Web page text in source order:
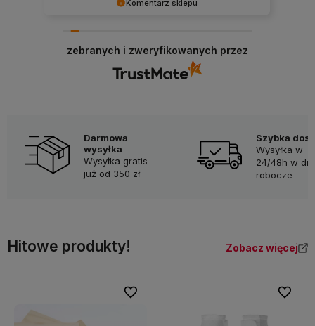
Komentarz sklepu
klienta i Twoja recenzja potwierdza nasze wysiłki
- dziękujemy raz jeszcze i mamy nadzieję - do
szybkiego zobaczenia!
zebranych i zweryfikowanych przez
Darmowa
wysyłka
Wysyłka gratis
już od 350 zł
Szybka
Wysyłka w
24/48h w dni
robocze
Hitowe produkty! Zobacz więcej
Do ulubionych Do